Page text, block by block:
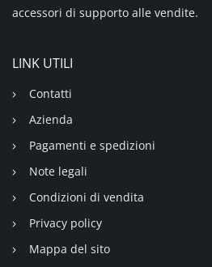
accessori di supporto alle vendite.
LINK UTILI
Contatti
Azienda
Pagamenti e spedizioni
Note legali
Condizioni di vendita
Privacy policy
Mappa del sito